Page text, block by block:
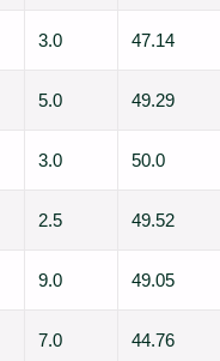
3.0 47.14
5.0 49.29
3.0 50.0
2.5 49.52
9.0 49.05
7.0 44.76